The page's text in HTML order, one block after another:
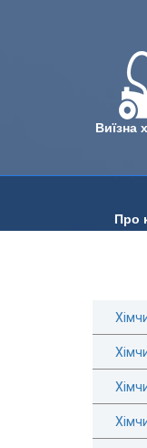
Виїзна
Про